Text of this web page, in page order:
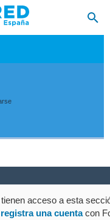
acceso a esta
registra una cuentacon